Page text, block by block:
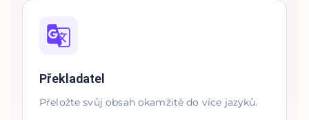
Překladatel
Přeložte svůj obsah okamžitě do více jazyků.